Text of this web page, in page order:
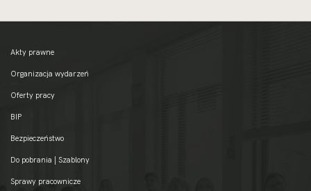
Akty prawne
Organizacja wydarzeń
Oferty pracy
BIP
Bezpieczeństwo
Do pobrania | Szablony
Sprawy pracownicze